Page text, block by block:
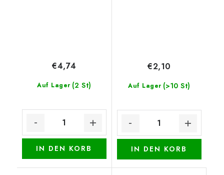
Auf Lager (2 St)
€4,74
IN DEN KORB
Auf Lager (>10 St)
€2,10
IN DEN KORB